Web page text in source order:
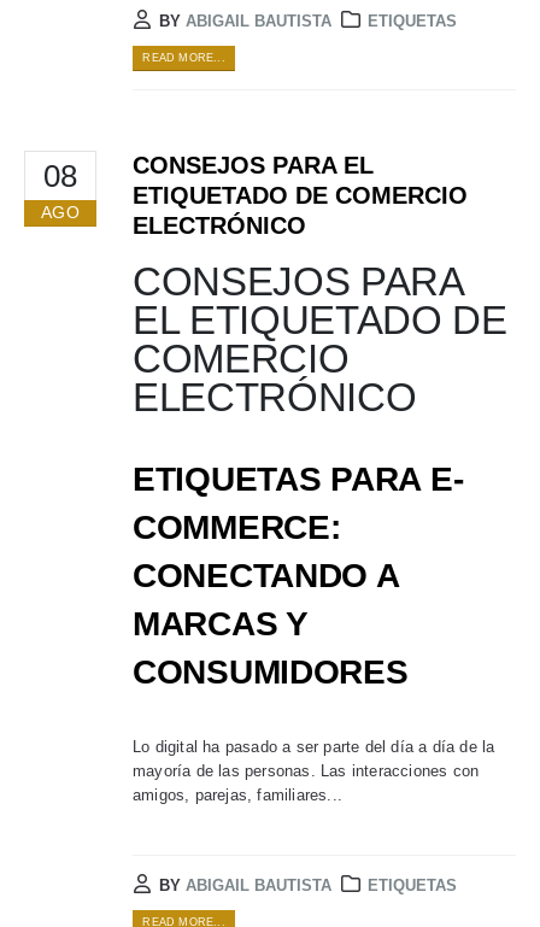
BY ABIGAIL BAUTISTA ETIQUETAS
READ MORE...
08
AGO
CONSEJOS PARA EL
ETIQUETADO DE COMERCIO
ELECTRÓNICO
CONSEJOS PARA
EL ETIQUETADO DE
COMERCIO
ELECTRÓNICO
ETIQUETAS PARA E-
COMMERCE:
CONECTANDO A
MARCAS Y
CONSUMIDORES
Lo digital ha pasado a ser parte del día a día de la
mayoría de las personas. Las interacciones con
amigos, parejas, familiares...
BY ABIGAIL BAUTISTA ETIQUETAS
READ MORE...